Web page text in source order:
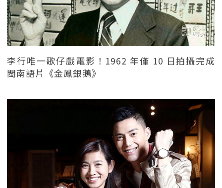
李行唯一歌仔戲電影！1962 年僅 10 日拍攝完成
閩南語片《金鳳銀鵝》